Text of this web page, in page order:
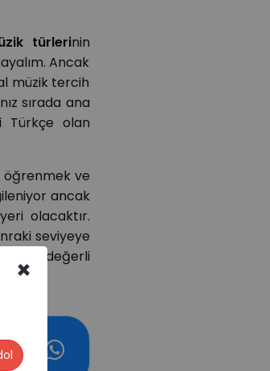
türlerinin
Ancak
müzik tercih
sırada ana
Türkçe olan
öğrenmek ve
ancak
olacaktır.
seviyeye
değerli
×